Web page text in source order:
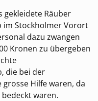
gekleidete Räuber
im Stockholmer Vorort
dazu zwangen
Kronen zu übergeben
die bei der
Hilfe waren, da
waren.